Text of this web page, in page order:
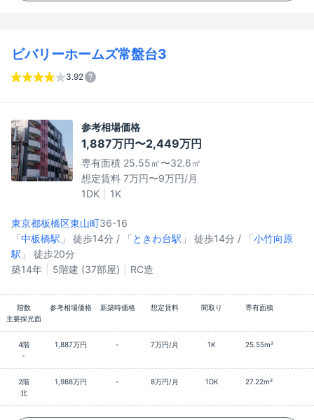
ビバリーホームズ常盤台3
3.92
参考相場価格
1,887万円〜2,449万円
専有面積 25.55㎡〜32.6㎡
想定賃料 7万円〜9万円/月
1DK
1K
東京都板橋区東山町36-16
「中板橋駅 」 徒歩14分 / 「ときわ台駅 」 徒歩14分 / 「小竹向原
駅 」 徒歩20分
築14年
5階建 (37部屋) RC造
階数 参考相場価格 新築時価格 想定賃料 間取り
専有面積
主要採光面
4階 1,887万円 - 7万円/月 1K
25.55m²
-
2階 1,988万円 - 8万円/月 1DK
27.22m²
北